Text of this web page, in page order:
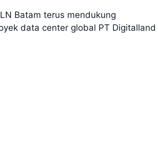
Batam terus mendukung
data center global PT Digitalland